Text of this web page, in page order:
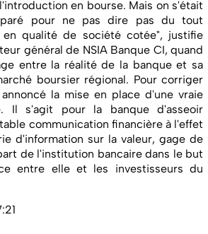
en bourse. Mais on s'était
pour ne pas dire pas du tout
qualité de société cotée", justifie
général de NSIA Banque CI, quand
entre la réalité de la banque et sa
boursier régional. Pour corriger
la mise en place d'une vraie
Il s'agit pour la banque d'asseoir
communication financière à l'effet
d'information sur la valeur, gage de
de l'institution bancaire dans le but
entre elle et les investisseurs du